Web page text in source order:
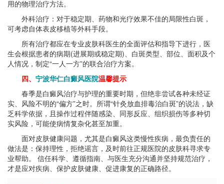
用的物理治疗方法。
外科治疗：对于稳定期、药物和光疗效果不佳的局限性白斑，
可考虑自体表皮移植等外科手段。
所有治疗都应在专业皮肤科医生的全面评估和指导下进行，医
生会根据患者的病期(进展期或稳定期)、白斑类型、部位、面积及个
人情况，制定“一人一方”的联合治疗方案。
四、 宁波华仁白癜风医院温馨提示
春季是白癜风治疗与护理的重要时期，但绝非尝试各种未经证
实、风险不明的“偏方”之时。所谓“针灸放血排毒治白斑”的说法，缺
乏科学依据，且操作过程伴随感染、同形反应、组织损伤等多种切
实风险，可能使病情复杂化甚至加重。
面对皮肤健康问题，尤其是白癜风这类慢性疾病，最负责任的
做法是：保持理性，拒绝谣言，及时前往正规医院的皮肤科寻求专
业帮助。​ 信任科学、遵循指南、与医生充分沟通并坚持规范治疗，
才是应对疾病、保护皮肤健康、促进康复的正确路径。